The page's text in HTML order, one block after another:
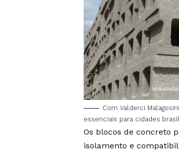
Com Valderci
essenciais para cidades
Os blocos de concreto
isolamento e